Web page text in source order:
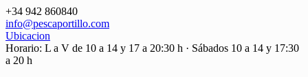
Saltar
contenido
+34 942 860840
info@pescaportillo.com
Ubicacion
Horario: L a V de 10 a 14 y 17 a 20:30 h · Sábados 10 a 14 y 17:30
a 20 h